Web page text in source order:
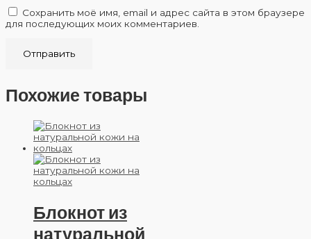
Сохранить моё имя, email и адрес сайта в этом браузере
для последующих моих комментариев.
Похожие товары
Блокнот из
натуральной